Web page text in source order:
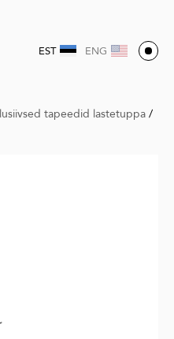
EST ENG
tapeedid lastetuppa /